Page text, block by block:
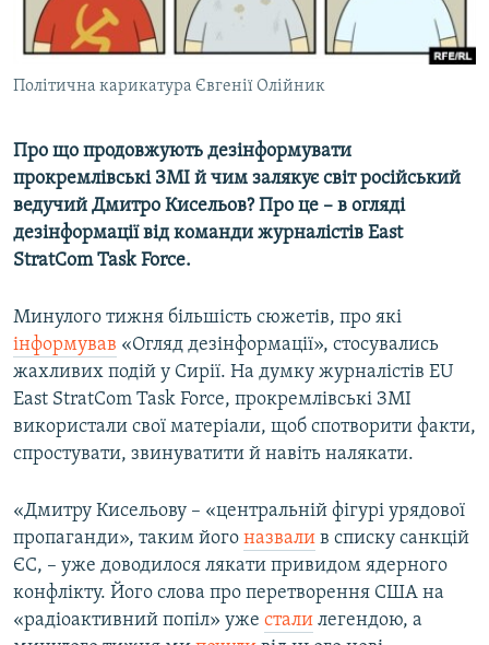
СВІДЧЕННЯ ОКУПАЦІЇ
УКРАЇНСЬКА ПРОБЛЕМА КРИМУ
ІНФОГРАФІКА
Qırımtatar
ДОЛУЧАЙСЯ!
Усі сайти RFE/RL
Політична карикатура Євгенії Олійник
Про що продовжують дезінформувати
прокремлівські ЗМІ й чим залякує світ російський
ведучий Дмитро Кисельов? Про це – в огляді
дезінформації від команди журналістів East
StratCom Task Force.
Минулого тижня більшість сюжетів, про які
інформував «Огляд дезінформації», стосувались
жахливих подій у Сирії. На думку журналістів EU
East StratCom Task Force, прокремлівські ЗМІ
використали свої матеріали, щоб спотворити факти,
спростувати, звинуватити й навіть налякати.
«Дмитру Кисельову – «центральній фігурі урядової
пропаганди», таким його назвали в списку санкцій
ЄС, – уже доводилося лякати привидом ядерного
конфлікту. Його слова про перетворення США на
«радіоактивний попіл» уже стали легендою, а